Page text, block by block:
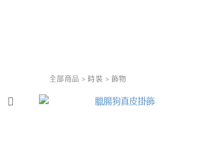
全部商品 > 時裝 > 飾物